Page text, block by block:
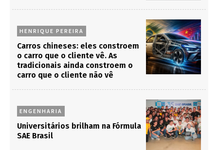
HENRIQUE PEREIRA
Carros chineses: eles constroem
o carro que o cliente vê. As
tradicionais ainda constroem o
carro que o cliente não vê
ENGENHARIA
Universitários brilham na Fórmula
SAE Brasil